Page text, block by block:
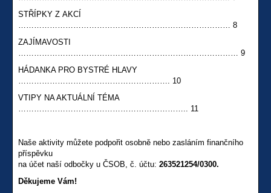
STŘÍPKY Z AKCÍ
……………………………………………………………………… 8
ZAJÍMAVOSTI
………………………………………………………………………… 9
HÁDANKA PRO BYSTRÉ HLAVY
…………………………………………………. 10
VTIPY NA AKTUÁLNÍ TÉMA
……………………………………………………….. 11
Naše aktivity můžete podpořit osobně nebo zasláním finančního
příspěvku
na účet naší odbočky u ČSOB, č. účtu: 263521254/0300.
Děkujeme Vám!